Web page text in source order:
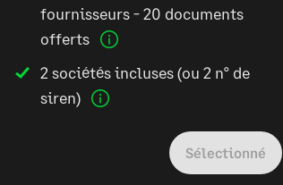
fournisseurs - 20 documents
offerts
2 sociétés incluses(ou 2 n° de
siren)
Sélectionné